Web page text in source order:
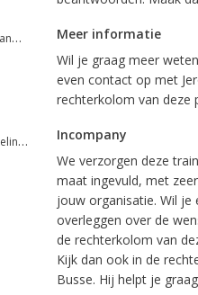
S14 Kwaliteit Burgerlijke stand en Nederlandse nationaliteit
S8 Visie en (middel)lange termijn ontwikkelingen
Meer informatie
Wil je graag meer
even contact op met
rechterkolom van deze
Incompany
We verzorgen deze
maat ingevuld, met
jouw organisatie. Wil
overleggen over de
de rechterkolom van
Kijk dan ook in de
Busse. Hij helpt je